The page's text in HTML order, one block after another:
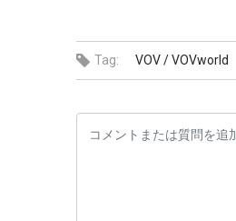
Tag: VOV /VOVworld